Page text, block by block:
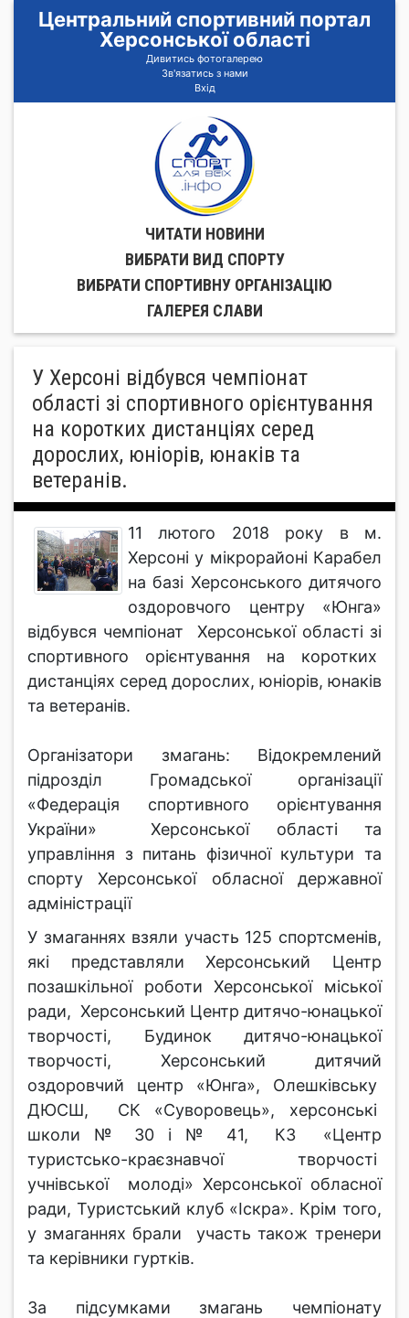
Центральний спортивний портал
Херсонської області
Дивитись фотогалерею
Зв'язатись з нами
Вхід
ЧИТАТИ НОВИНИ
ВИБРАТИ ВИД СПОРТУ
ВИБРАТИ СПОРТИВНУ ОРГАНIЗАЦIЮ
ГАЛЕРЕЯ СЛАВИ
У Херсоні відбувся чемпіонат
області зі спортивного орієнтування
на коротких дистанціях серед
дорослих, юніорів, юнаків та
ветеранів.
11 лютого 2018 року в м.
Херсоні у мікрорайоні Карабел
на базі Херсонського дитячого
оздоровчого центру «Юнга»
відбувся чемпіонат Херсонської області зі
спортивного орієнтування на коротких
дистанціях серед дорослих, юніорів, юнаків
та ветеранів.
Організатори змагань: Відокремлений
підрозділ Громадської організації
«Федерація спортивного орієнтування
України» Херсонської області та
управління з питань фізичної культури та
спорту Херсонської обласної державної
адміністрації
У змаганнях взяли участь 125 спортсменів,
які представляли Херсонський Центр
позашкільної роботи Херсонської міської
ради, Херсонський Центр дитячо-юнацької
творчості, Будинок дитячо-юнацької
творчості, Херсонський дитячий
оздоровчий центр «Юнга», Олешківську
ДЮСШ, СК «Суворовець», херсонські
школи № 30 і № 41, КЗ «Центр
туристсько-краєзнавчої творчості
учнівської молоді» Херсонської обласної
ради, Туристський клуб «Іскра». Крім того,
у змаганнях брали участь також тренери
та керівники гуртків.
За підсумками змагань чемпіонату